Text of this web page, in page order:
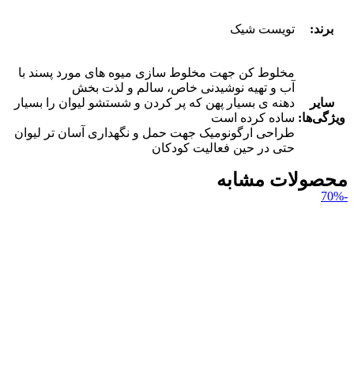
برند: تویست شیک
سایر
ویژگی‌ها:
مخلوط کن جهت مخلوط سازی میوه های مورد پسند با
آب و تهیه نوشیدنی خاص، سالم و لذت بخش
دهنه ی بسیار پهن که پر کردن و شستشو لیوان را بسیار
ساده کرده است
طراحی ارگونومیک جهت حمل و نگهداری آسان تر لیوان
حتی در حین فعالیت کودکان
محصولات مشابه
-70%